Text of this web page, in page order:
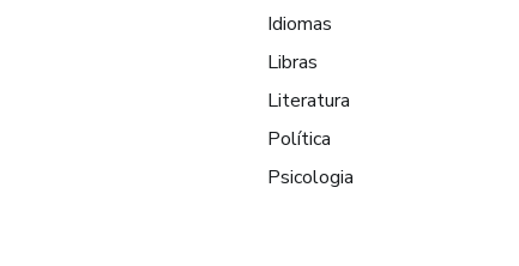
Idiomas
Libras
Literatura
Política
Psicologia